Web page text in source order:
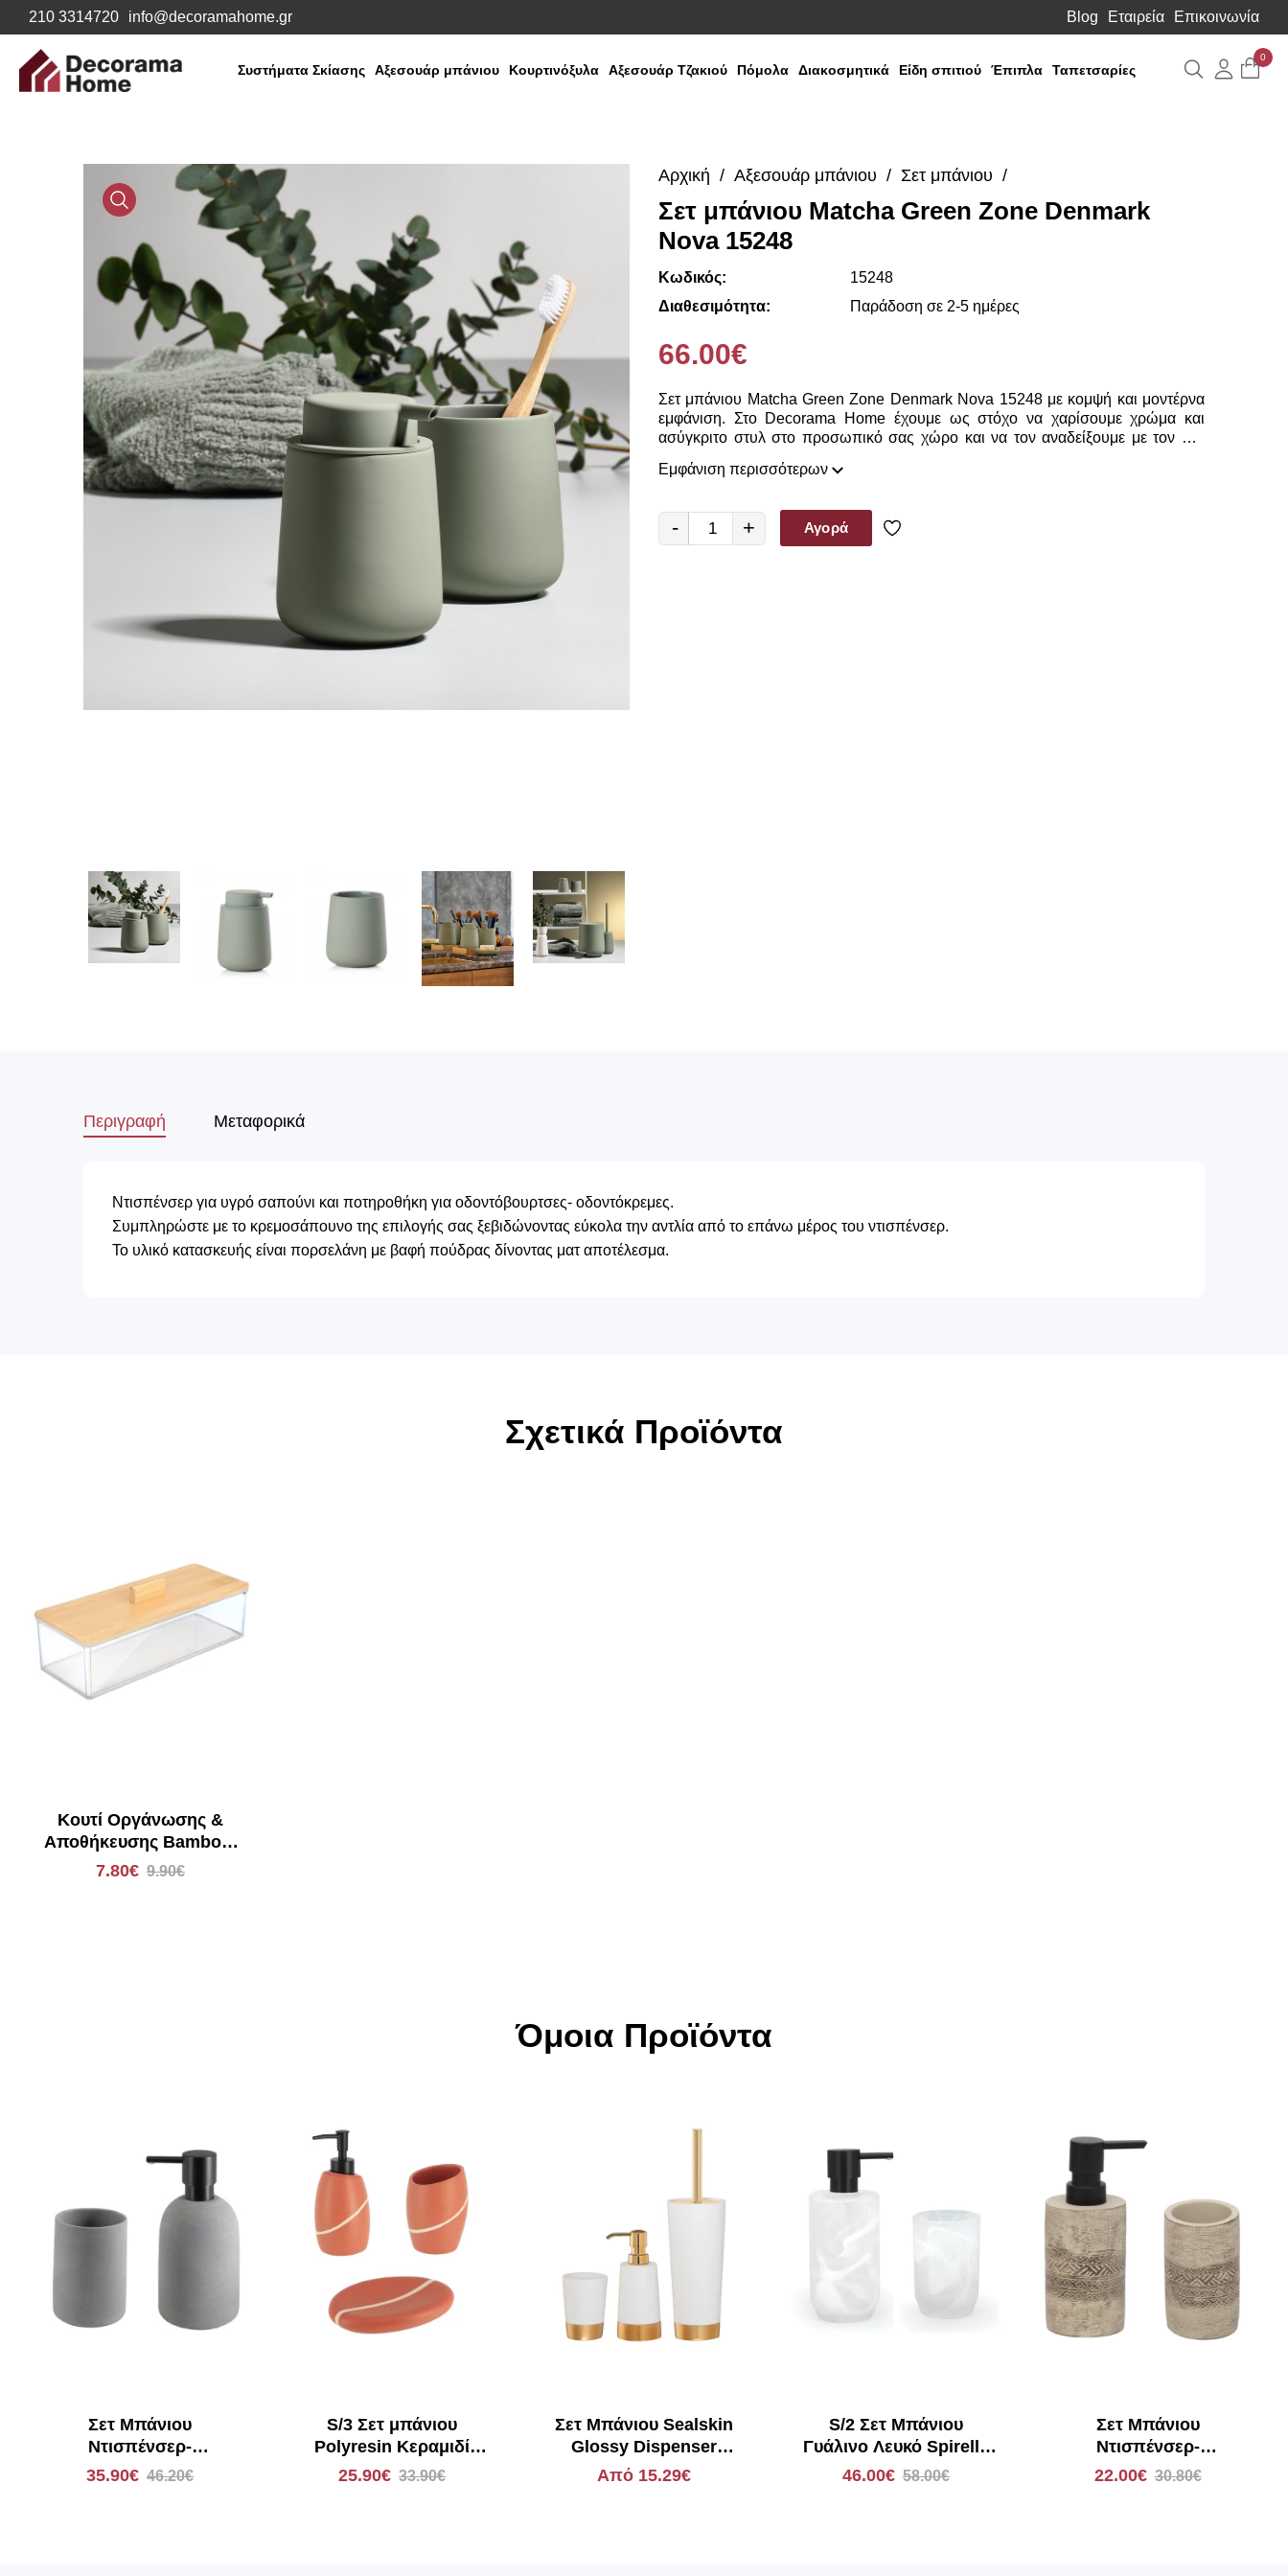
210 3314720 info@decoramahome.gr Blog Εταιρεία Επικοινωνία
Συστήματα Σκίασης Αξεσουάρ μπάνιου Κουρτινόξυλα Αξεσουάρ Τζακιού Πόμολα Διακοσμητικά Είδη σπιτιού Έπιπλα Ταπετσαρίες Αναζήτηση
0
Media
Media
Gallery
Αρχική Αξεσουάρ μπάνιου Σετ μπάνιου
Σετ μπάνιου Matcha Green Zone Denmark
Nova 15248
Κωδικός:
15248
Διαθεσιμότητα:
Παράδοση σε 2-5 ημέρες
66.00€
Σετ μπάνιου Matcha Green Zone Denmark Nova 15248 με κομψή και μοντέρνα
εμφάνιση. Στο Decorama Home έχουμε ως στόχο να χαρίσουμε χρώμα και
ασύγκριτο στυλ στο προσωπικό σας χώρο και να τον αναδείξουμε με τον πιο
Εμφάνιση περισσότερων
- + Αγορά
Περιγραφή Μεταφορικά
Ντισπένσερ για υγρό σαπούνι και ποτηροθήκη για οδοντόβουρτσες- οδοντόκρεμες.
Συμπληρώστε με το κρεμοσάπουνο της επιλογής σας ξεβιδώνοντας εύκολα την αντλία από το επάνω μέρος του ντισπένσερ.
Το υλικό κατασκευής είναι πορσελάνη με βαφή πούδρας δίνοντας ματ αποτέλεσμα.
Σχετικά Προϊόντα
Κουτί Οργάνωσης &
Αποθήκευσης Bamboo/
Διάφανο με καπάκι 02-
7.80€ 9.90€
Όμοια Προϊόντα
Σετ Μπάνιου
Ντισπένσερ-
Ποτηροθήκη Spirella
35.90€ 46.20€
S/3 Σετ μπάνιου
Polyresin Κεραμιδί
Eurocasa 6176
25.90€ 33.90€
Σετ Μπάνιου Sealskin
Glossy Dispenser
Λευκό/Χρυσό
Από 15.29€
S/2 Σετ Μπάνιου
Γυάλινο Λευκό Spirella
Madison
46.00€ 58.00€
Σετ Μπάνιου
Ντισπένσερ-
Ποτηροθήκη Polyresin
22.00€ 30.80€